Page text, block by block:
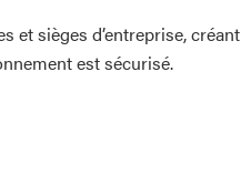
sièges d’entreprise,
est sécurisé.